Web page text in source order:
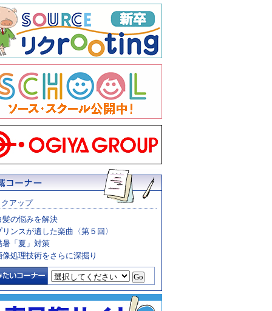
アップ
髪の悩みを解決
リンスが遺した楽曲〈第５回〉
暑「夏」対策
像処理技術をさらに深掘り